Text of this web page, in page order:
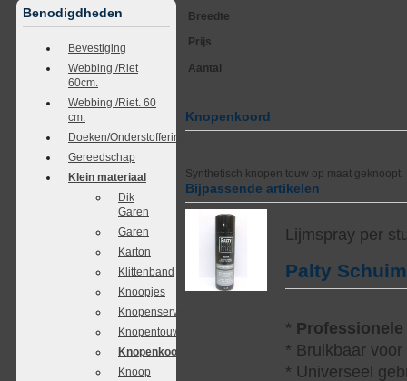
Benodigdheden
Bevestiging
Webbing /Riet
60cm.
Webbing /Riet. 60
cm.
Doeken/Onderstoffering
Gereedschap
Klein materiaal
Dik
Garen
Garen
Karton
Klittenband
Knoopjes
Knopenservice
Knopentouw
Knopenkoordjes
Knoop
Breedte
Prijs
Aantal
Knopenkoord
Synthetisch knopen touw op maat geknoopt.
Bijpassende artikelen
Lijmspray per
Palty
* Professionele
* Bruikbaar
* Universeel